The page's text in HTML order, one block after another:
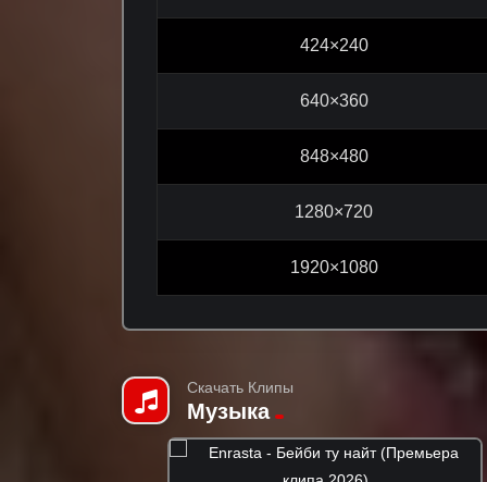
424×240
640×360
848×480
1280×720
1920×1080
Скачать Клипы
Музыка